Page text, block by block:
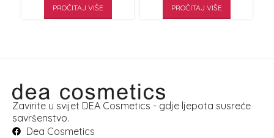
PROČITAJ VIŠE PROČITAJ VIŠE
Zavirite u svijet DEA Cosmetics - gdje ljepota susreće
savršenstvo.
Dea Cosmetics